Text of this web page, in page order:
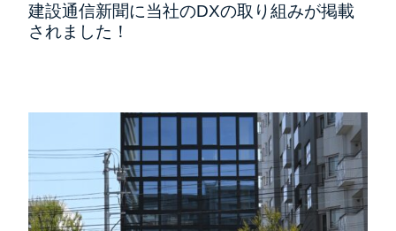
PRIVACY POLICY
建設通信新聞に当社のDXの取り組みが掲載
されました！